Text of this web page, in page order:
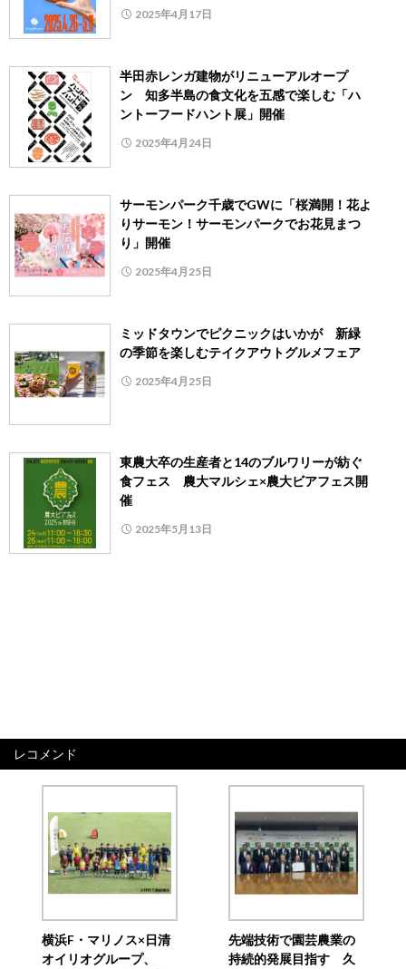
2025年4月17日
半田赤レンガ建物がリニューアルオープ
ン 知多半島の食文化を五感で楽しむ「ハ
ントーフードハント展」開催
2025年4月24日
サーモンパーク千歳でGWに「桜満開！花よ
りサーモン！サーモンパークでお花見まつ
り」開催
2025年4月25日
ミッドタウンでピクニックはいかが 新緑
の季節を楽しむテイクアウトグルメフェア
2025年4月25日
東農大卒の生産者と14のブルワリーが紡ぐ
食フェス 農大マルシェ×農大ビアフェス開
催
2025年5月13日
レコメンド
横浜F・マリノス×日清
オイリオグループ、
先端技術で園芸農業の
持続的発展目指す 久